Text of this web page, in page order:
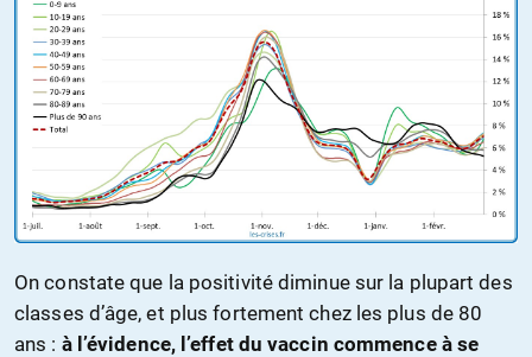
On constate que la positivité diminue sur la plupart des
classes d’âge, et plus fortement chez les plus de 80
ans : à l’évidence, l’effet du vaccin commence à se